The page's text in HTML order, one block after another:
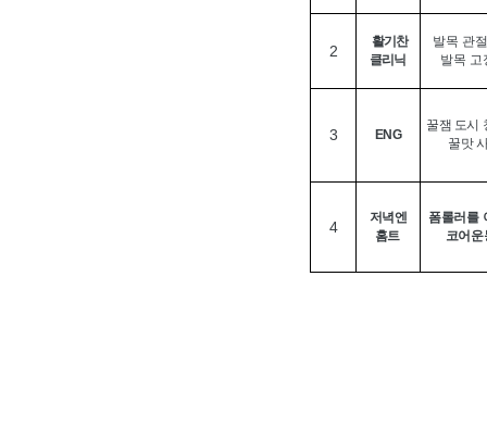
2
활기찬
클리닉
발목 관
발목 고
3 ENG
꿀잼 도시
꿀맛
4
저녁엔
홈트
폼롤러를
코어운